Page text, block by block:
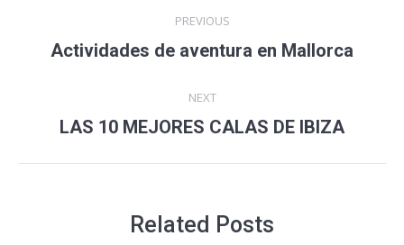
navigation
PREVIOUS
Previous
Actividades de aventura en Mallorca
NEXT
Next
LAS 10 MEJORES CALAS DE IBIZA
Related Posts